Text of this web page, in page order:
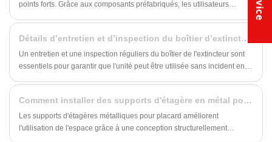
courrier, vous êtes au bon endroit. Passons en revue l'installation
points forts. Grâce aux composants préfabriqués, les utilisateurs
stockage ou d'ajuster la hauteur du support, de manière simple et
pratique.
Détails d’entretien et d’inspection du boîtier d’extincteur
Un entretien et une inspection réguliers du boîtier de l'extincteur sont
essentiels pour garantir que l'unité peut être utilisée sans incident en
Comment installer des supports d'étagère en métal pour placard ?
Les supports d'étagères métalliques pour placard améliorent
l'utilisation de l'espace grâce à une conception structurellement